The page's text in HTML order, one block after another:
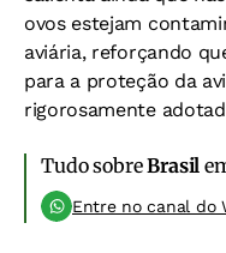
ovos estejam
aviária, reforçando
para a proteção da
rigorosamente
Tudo sobreBrasil
Entre no canal do